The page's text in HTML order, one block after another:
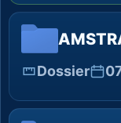
Dossier